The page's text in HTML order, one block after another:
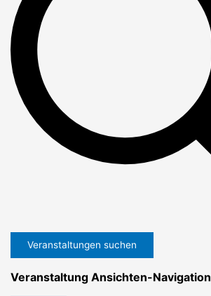
Veranstaltungen suchen
Veranstaltung Ansichten-Navigation